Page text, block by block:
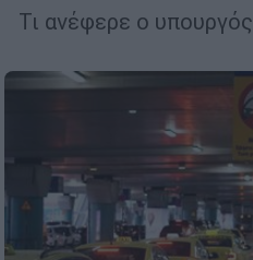
Τι ανέφερε ο υπουργός